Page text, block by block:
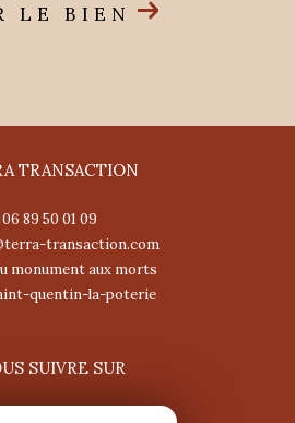
LE BIEN
TRANSACTION
06 89 50 01 09
transaction.com
monument aux morts
quentin-la-poterie
SUIVRE SUR